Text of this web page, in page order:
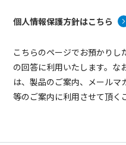
個人情報保護方針はこちら
こちらのページでお預かり
の回答に利用いたします。な
は、製品のご案内、メール
等のご案内に利用させて頂く